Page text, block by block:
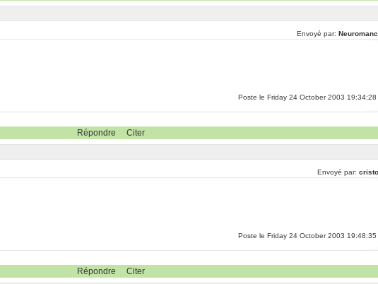
Envoyé par:
Poste le Friday 24 October 2003 19:34:28
Répondre Citer
Envoyé par:
Poste le Friday 24 October 2003 19:48:35
Répondre Citer